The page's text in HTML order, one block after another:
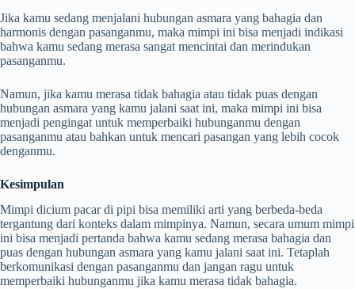
Jika kamu sedang menjalani hubungan asmara yang bahagia dan
harmonis dengan pasanganmu, maka mimpi ini bisa menjadi indikasi
bahwa kamu sedang merasa sangat mencintai dan merindukan
pasanganmu.
Namun, jika kamu merasa tidak bahagia atau tidak puas dengan
hubungan asmara yang kamu jalani saat ini, maka mimpi ini bisa
menjadi pengingat untuk memperbaiki hubunganmu dengan
pasanganmu atau bahkan untuk mencari pasangan yang lebih cocok
denganmu.
Kesimpulan
Mimpi dicium pacar di pipi bisa memiliki arti yang berbeda-beda
tergantung dari konteks dalam mimpinya. Namun, secara umum mimpi
ini bisa menjadi pertanda bahwa kamu sedang merasa bahagia dan
puas dengan hubungan asmara yang kamu jalani saat ini. Tetaplah
berkomunikasi dengan pasanganmu dan jangan ragu untuk
memperbaiki hubunganmu jika kamu merasa tidak bahagia.